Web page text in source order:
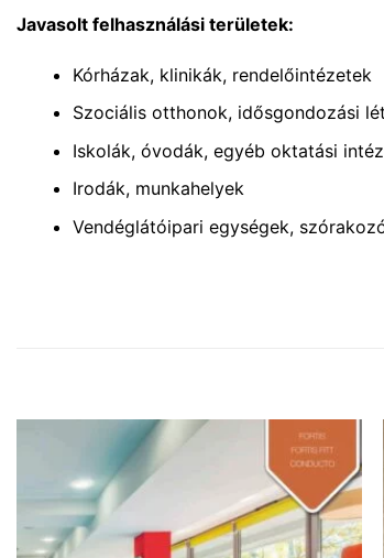
Javasolt felhasználási területek:
Kórházak, klinikák, rendelőintézetek
Szociális otthonok, idősgondozási
Iskolák, óvodák, egyéb oktatási
Irodák, munkahelyek
Vendéglátóipari egységek,